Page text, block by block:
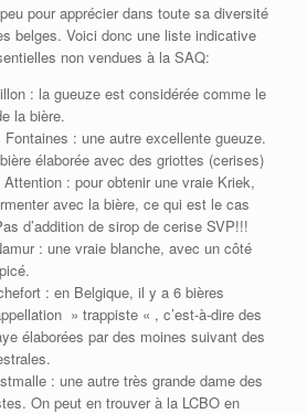
pour apprécier dans toute sa diversité
belges. Voici donc une liste indicative
non vendues à la SAQ:
: la gueuze est considérée comme le
la bière.
Fontaines : une autre excellente gueuze.
élaborée avec des griottes (cerises)
: pour obtenir une vraie Kriek,
avec la bière, ce qui est le cas
d’addition de sirop de cerise SVP!!!
: une vraie blanche, avec un côté
: en Belgique, il y a 6 bières
» trappiste « , c’est-à-dire des
élaborées par des moines suivant des
: une autre très grande dame des
On peut en trouver à la LCBO en